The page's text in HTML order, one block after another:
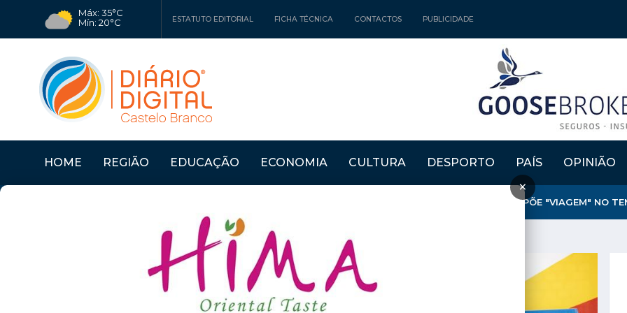
Máx: 35°C
Mín: 20°C
ESTATUTO EDITORIAL FICHA TÉCNICA CONTACTOS PUBLICIDADE
HOME REGIÃO EDUCAÇÃO ECONOMIA CULTURA DESPORTO PAÍS OPINIÃO
×
CASTELO BRANCO: MUSEU DE ARTES E OFÍCIOS DE ALCAINS PROPÕE "VIAGEM" NO